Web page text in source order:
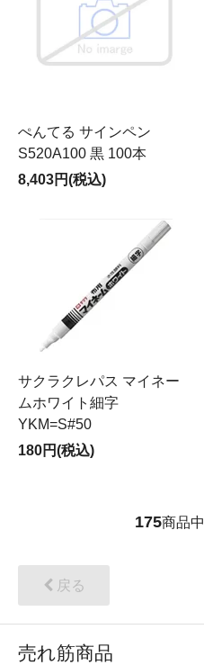
ぺんてる サインペン
S520A100 黒 100本
8,403円(税込)
サクラクレパス マイネー
ムホワイト細字
YKM=S#50
180円(税込)
175商品中
戻る
売れ筋商品